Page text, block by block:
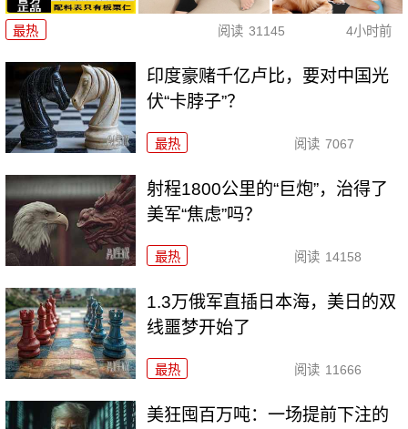
最热 阅读 31145 4小时前
印度豪赌千亿卢比，要对中国光
伏“卡脖子”？
最热 阅读 7067
射程1800公里的“巨炮”，治得了
美军“焦虑”吗？
最热 阅读 14158
1.3万俄军直插日本海，美日的双
线噩梦开始了
最热 阅读 11666
美狂囤百万吨：一场提前下注的